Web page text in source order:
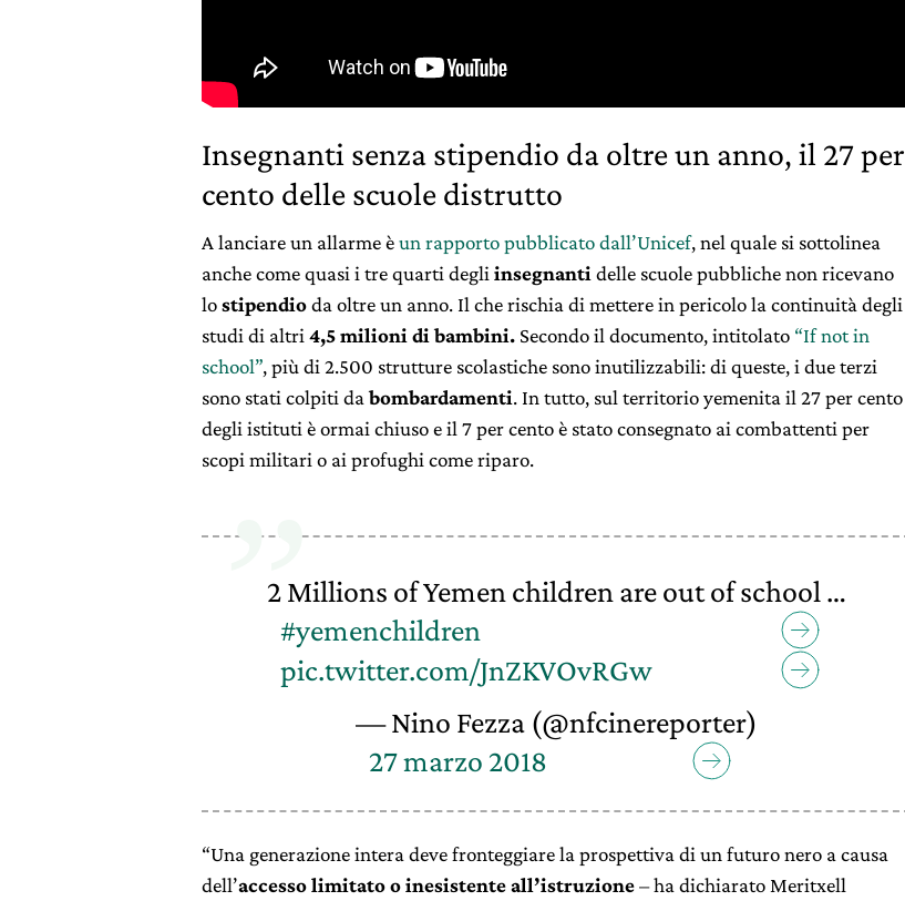
Insegnanti senza stipendio da oltre un anno, il 27 per
cento delle scuole distrutto
A lanciare un allarme èun rapporto pubblicato dall’Unicef, nel quale si sottolinea
anche come quasi i tre quarti degli insegnanti delle scuole pubbliche non ricevano
lostipendioda oltre un anno. Il che rischia di mettere in pericolo la continuità degli
studi di altri 4,5 milioni di bambini. Secondo il documento, intitolato “If not in
school”, più di 2.500 strutture scolastiche sono inutilizzabili: di queste, i due terzi
sono stati colpiti dabombardamenti. In tutto, sul territorio yemenita il 27 per cento
degli istituti è ormai chiuso e il 7 per cento è stato consegnato ai combattenti per
scopi militari o ai profughi come riparo.
2 Millions of Yemen children are out of school …
#yemenchildren
pic.twitter.com/JnZKVOvRGw
— Nino Fezza (@nfcinereporter)
27 marzo 2018
“Una generazione intera deve fronteggiare la prospettiva di un futuro nero a causa
dell’accesso limitato o inesistente all’istruzione– ha dichiarato Meritxell